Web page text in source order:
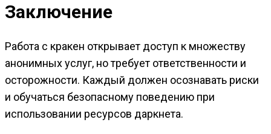
Заключение
Работа с кракен открывает доступ к множеству
анонимных услуг, но требует ответственности и
осторожности. Каждый должен осознавать риски
и обучаться безопасному поведению при
использовании ресурсов даркнета.